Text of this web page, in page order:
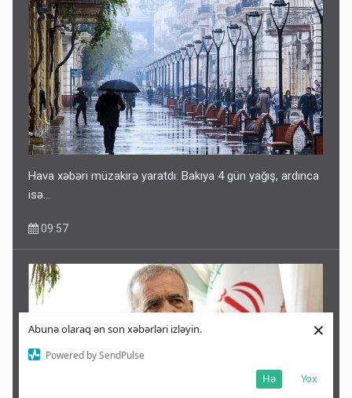
Abunə olaraq ən son xəbərləri izləyin.
Powered by SendPulse
Yox
Hə
×
Hava xəbəri müzakirə yaratdı: Bakıya 4 gün yağış, ardınca
isə…
09:57